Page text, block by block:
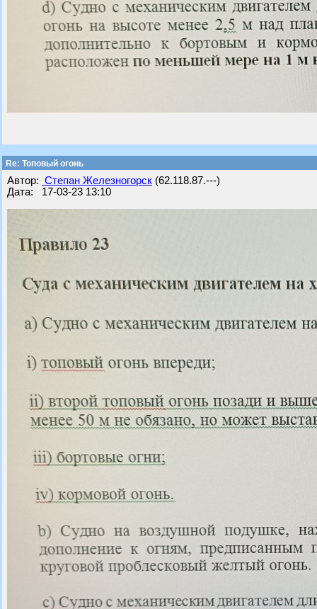
Re: Топовый огонь
Автор: Степан Железногорск (62.118.87.---)
Дата: 17-03-23 13:10